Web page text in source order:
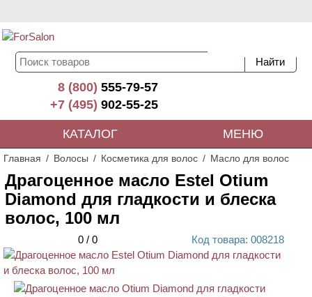
8 (800)555-79-57
+7 (495)902-55-25
КАТАЛОГ МЕНЮ
Главная Волосы Косметика для волос Масло для волос
Драгоценное масло Estel Otium
Diamond для гладкости и блеска
волос, 100 мл
0 / 0 Код товара: 008218